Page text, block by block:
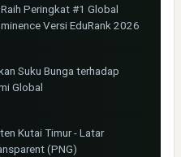
Peringkat #1 Global
Versi EduRank 2026
Suku Bunga terhadap
Global
Kutai Timur - Latar
(PNG)